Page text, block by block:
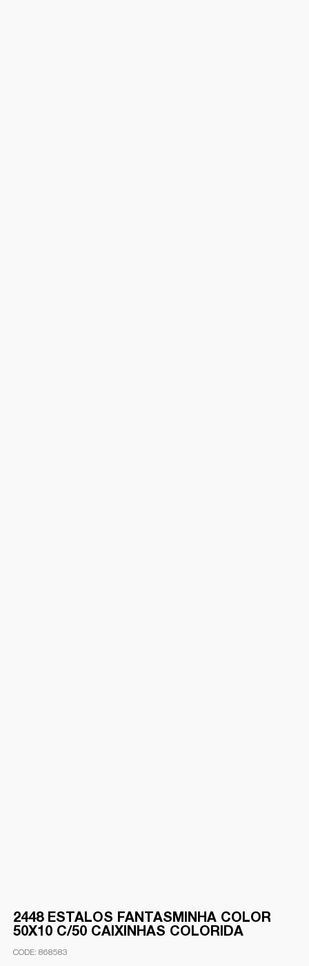
2448 ESTALOS FANTASMINHA COLOR
50X10 C/50 CAIXINHAS COLORIDA
868583